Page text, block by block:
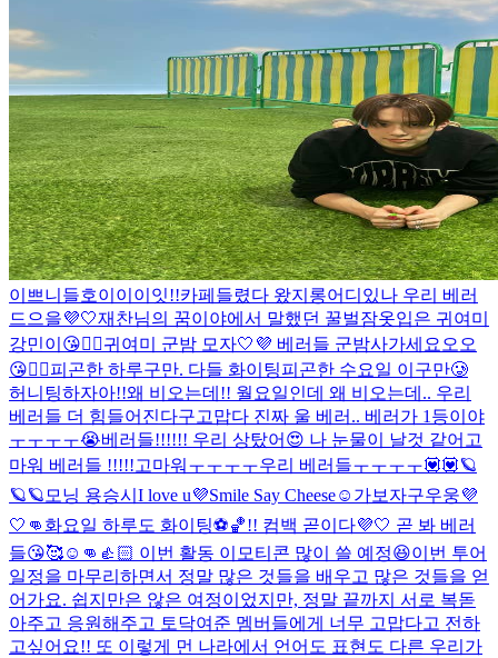
이쁘니들호이이이잇!!카페들렸다 왔지롱어디있나 우리 베러
드으을💜🤍재찬님의 꿈이야에서 말했던 꿀벌잠옷입은 귀여미
강민이😘👍🏻귀여미 군밤 모자🤍💜 베러들 군밤사가세요오오
😘👍🏻피곤한 하루구만. 다들 화이팅피곤한 수요일 이구만🥲
허니팅하자아!!왜 비오는데!! 월요일인데 왜 비오는데.. 우리
베러들 더 힘들어진다구고맙다 진짜 울 베러.. 베러가 1등이야
ㅜㅜㅜㅜ😭베러들!!!!!! 우리 상탔어😍 나 눈물이 날것 같어 고
마워 베러들 !!!!!고마워ㅜㅜㅜㅜ우리 베러들ㅜㅜㅜㅜ💟💟🪐
🪐🪐 모닝 용승시 I love u💜Smile Say Cheese☺️ 가보자구우웅💜
🤍👊 화요일 하루도 화이팅⚽️🏀!! 컴백 곧이다💜🤍 곧 봐 베러
들😘🥰☺️👊👍🏻 이번 활동 이모티콘 많이 쓸 예정😆이번 투어
일정을 마무리하면서 정말 많은 것들을 배우고 많은 것들을 얻
어가요. 쉽지만은 않은 여정이었지만, 정말 끝까지 서로 복돋
아주고 응원해주고 토닥여준 멤버들에게 너무 고맙다고 전하
고싶어요!! 또 이렇게 먼 나라에서 언어도 표현도 다른 우리가